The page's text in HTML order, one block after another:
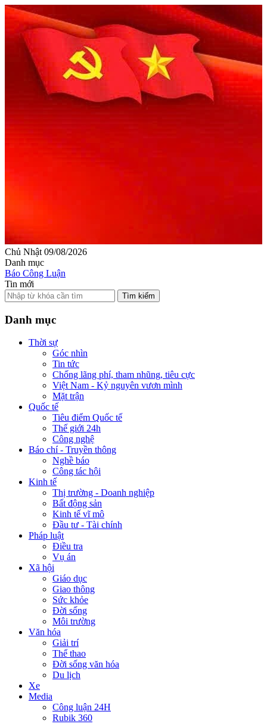
Chủ Nhật 09/08/2026
Danh mục
Báo Công Luận
Tin mới
Tìm kiếm
Danh mục
Thời sự
Góc nhìn
Tin tức
Chống lãng phí, tham nhũng, tiêu cực
Việt Nam - Kỷ nguyên vươn mình
Mặt trận
Quốc tế
Tiêu điểm Quốc tế
Thế giới 24h
Công nghệ
Báo chí - Truyền thông
Nghề báo
Công tác hội
Kinh tế
Thị trường - Doanh nghiệp
Bất động sản
Kinh tế vĩ mô
Đầu tư - Tài chính
Pháp luật
Điều tra
Vụ án
Xã hội
Giáo dục
Giao thông
Sức khỏe
Đời sống
Môi trường
Văn hóa
Giải trí
Thể thao
Đời sống văn hóa
Du lịch
Xe
Media
Công luận 24H
Rubik 360